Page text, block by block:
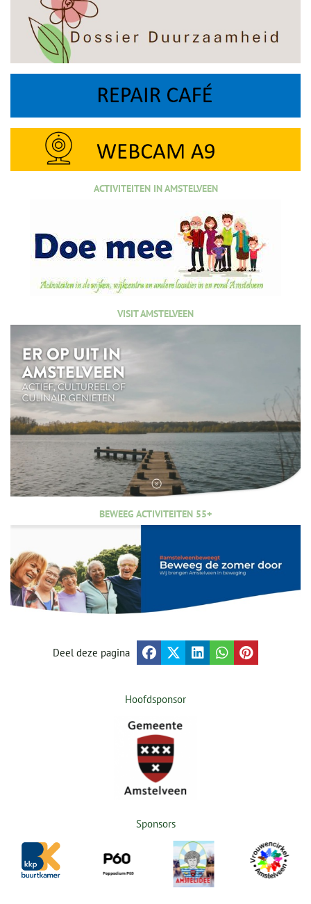
ACTIVITEITEN IN AMSTELVEEN
VISIT AMSTELVEEN
BEWEEG ACTIVITEITEN 55+
Deel deze pagina
Hoofdsponsor
Sponsors